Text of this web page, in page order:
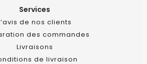
Services
de nos clients
des commandes
Livraisons
de livraison